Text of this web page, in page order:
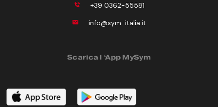
+39 0362-55581
info@sym-italia.it
Scarica l ‘App MySym